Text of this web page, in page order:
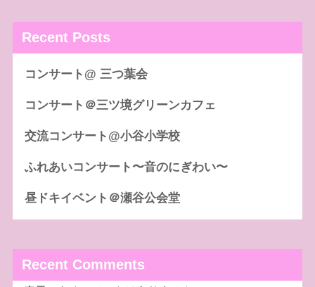
Recent Posts
コンサート@ 三つ葉会
コンサート＠三ツ境グリーンカフェ
交流コンサート@小谷小学校
ふれあいコンサート〜音のにぎわい〜
昼ドキイベント＠瀬谷公会堂
Recent Comments